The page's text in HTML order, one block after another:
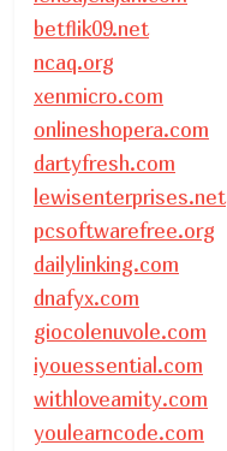
betflik09.net
ncaq.org
xenmicro.com
onlineshopera.com
dartyfresh.com
lewisenterprises.net
pcsoftwarefree.org
dailylinking.com
dnafyx.com
giocolenuvole.com
iyouessential.com
withloveamity.com
youlearncode.com